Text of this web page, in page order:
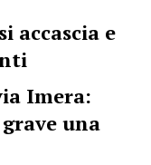
accascia e
Imera:
una